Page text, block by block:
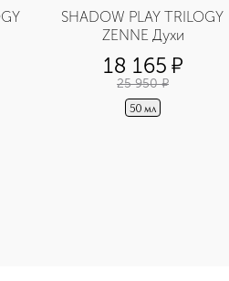
SHADOW PLAY TRILOGY
ZENNE Духи
18 165 ¤
25 950 ¤
50 мл